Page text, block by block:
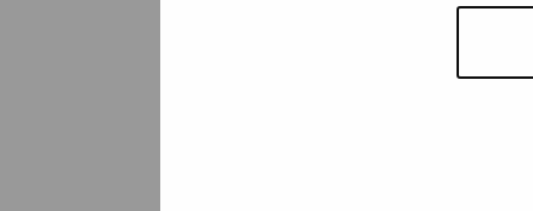
SOITINKOULUT JA OPPAAT